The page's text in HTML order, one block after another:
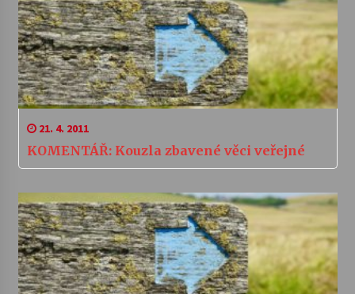
21. 4. 2011
KOMENTÁŘ: Kouzla zbavené věci veřejné